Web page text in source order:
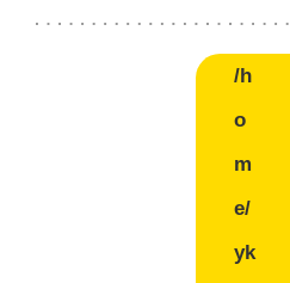
/h
o
m
e/
yk